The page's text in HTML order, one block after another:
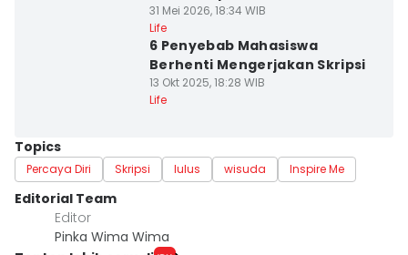
31 Mei 2026, 18:34 WIB
Life
6 Penyebab Mahasiswa
Berhenti Mengerjakan Skripsi
13 Okt 2025, 18:28 WIB
Life
Topics
Percaya Diri Skripsi lulus wisuda Inspire Me
Editorial Team
Editor
Pinka Wima Wima